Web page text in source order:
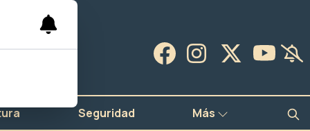
Seguridad Más